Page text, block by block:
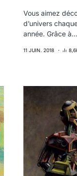
Vous aimez
d’univers
année. Grâce à…
11 JUIN. 2018